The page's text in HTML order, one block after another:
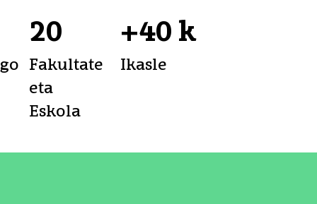
20
Fakultate
eta
Eskola
+40 k
Ikasle